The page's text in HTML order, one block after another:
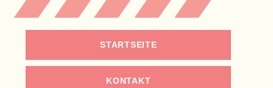
STARTSEITE
KONTAKT